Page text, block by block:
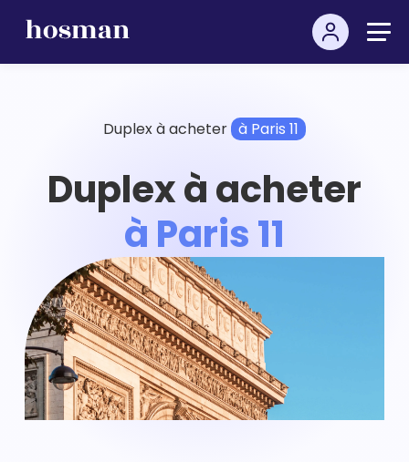
Duplex à acheter à Paris 11
Duplex à acheter
à Paris 11